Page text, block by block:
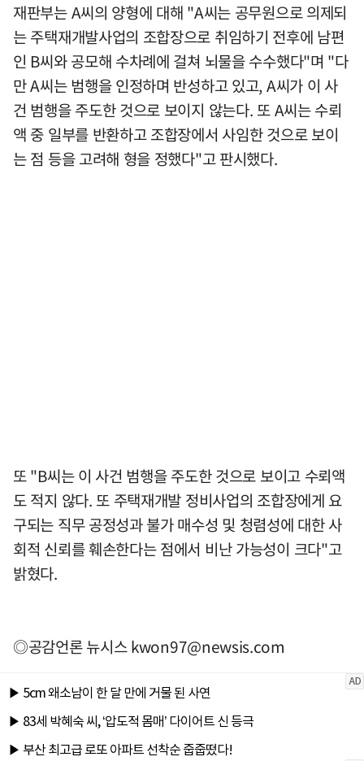
재판부는 A씨의 양형에 대해 "A씨는 공무원으로 의제되
는 주택재개발사업의 조합장으로 취임하기 전후에 남편
인 B씨와 공모해 수차례에 걸쳐 뇌물을 수수했다"며 "다
만 A씨는 범행을 인정하며 반성하고 있고, A씨가 이 사
건 범행을 주도한 것으로 보이지 않는다. 또 A씨는 수뢰
액 중 일부를 반환하고 조합장에서 사임한 것으로 보이
는 점 등을 고려해 형을 정했다"고 판시했다.
또 "B씨는 이 사건 범행을 주도한 것으로 보이고 수뢰액
도 적지 않다. 또 주택재개발 정비사업의 조합장에게 요
구되는 직무 공정성과 불가 매수성 및 청렴성에 대한 사
회적 신뢰를 훼손한다는 점에서 비난 가능성이 크다"고
밝혔다.
◎공감언론 뉴시스kwon97@newsis.com